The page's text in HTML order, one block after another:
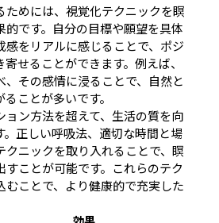
めには、視覚化テクニックを瞑
です。自分の目標や願望を具体
感をリアルに感じることで、ポジ
せることができます。例えば、
その感情に浸ることで、自然と
ことが多いです。
ン方法を超えて、生活の質を向
。正しい呼吸法、適切な時間と場
クニックを取り入れることで、瞑
ことが可能です。これらのテク
むことで、より健康的で充実した